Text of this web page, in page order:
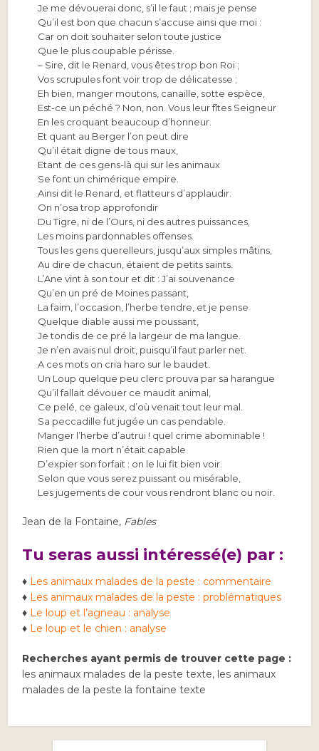
Je me dévouerai donc, s’il le faut ; mais je pense
Qu’il est bon que chacun s’accuse ainsi que moi :
Car on doit souhaiter selon toute justice
Que le plus coupable périsse.
– Sire, dit le Renard, vous êtes trop bon Roi ;
Vos scrupules font voir trop de délicatesse ;
Eh bien, manger moutons, canaille, sotte espèce,
Est-ce un péché ? Non, non. Vous leur fîtes Seigneur
En les croquant beaucoup d’honneur.
Et quant au Berger l’on peut dire
Qu’il était digne de tous maux,
Etant de ces gens-là qui sur les animaux
Se font un chimérique empire.
Ainsi dit le Renard, et flatteurs d’applaudir.
On n’osa trop approfondir
Du Tigre, ni de l’Ours, ni des autres puissances,
Les moins pardonnables offenses.
Tous les gens querelleurs, jusqu’aux simples mâtins,
Au dire de chacun, étaient de petits saints.
L’Ane vint à son tour et dit : J’ai souvenance
Qu’en un pré de Moines passant,
La faim, l’occasion, l’herbe tendre, et je pense
Quelque diable aussi me poussant,
Je tondis de ce pré la largeur de ma langue.
Je n’en avais nul droit, puisqu’il faut parler net.
A ces mots on cria haro sur le baudet.
Un Loup quelque peu clerc prouva par sa harangue
Qu’il fallait dévouer ce maudit animal,
Ce pelé, ce galeux, d’où venait tout leur mal.
Sa peccadille fut jugée un cas pendable.
Manger l’herbe d’autrui ! quel crime abominable !
Rien que la mort n’était capable
D’expier son forfait : on le lui fit bien voir.
Selon que vous serez puissant ou misérable,
Les jugements de cour vous rendront blanc ou noir.
Jean de la Fontaine, Fables
Tu seras aussi intéressé(e) par :
♦ Les animaux malades de la peste : commentaire
♦ Les animaux malades de la peste : problématiques
♦ Le loup et l’agneau : analyse
♦ Le loup et le chien : analyse
Recherches ayant permis de trouver cette page :
les animaux malades de la peste texte, les animaux
malades de la peste la fontaine texte